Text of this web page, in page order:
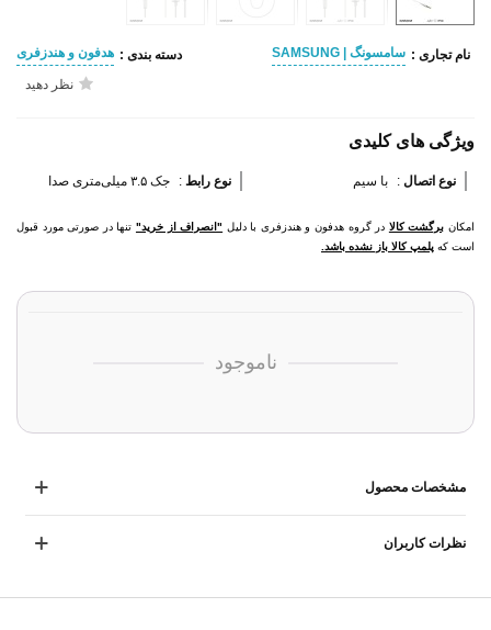
نام تجاری : سامسونگ | SAMSUNG دسته بندی : هدفون و هندزفری
نظر دهید
ویژگی های کلیدی
نوع اتصال : با سیم نوع رابط : جک ۳.۵ میلی‌متری صدا
امکان برگشت کالا در گروه هدفون و هندزفری با دلیل "انصراف از خرید" تنها در صورتی مورد قبول
است که پلمپ کالا باز نشده باشد.
ناموجود
مشخصات محصول
نظرات کاربران